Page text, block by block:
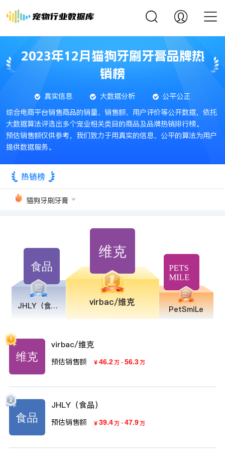
2023年12月猫狗牙刷牙膏品牌热
销榜
真实信息 大数据分析
公平公正
综合电商平台销售商品的销量、销售额、用户评价等公开数据，依托
大数据算法评选出多个宠业相关类目的商品及品牌热销排行榜。
预估销售额仅供参考，我们致力于用真实的信息、公平的算法为用户
提供数据服务。
热销榜
猫狗牙刷牙膏
JHLY（食品） virbac/维克
PetSmiLe
virbac/维克
预估销售额 ￥ 46.2万 - 56.3万
JHLY（食品）
预估销售额 ￥ 39.4万 - 47.9万